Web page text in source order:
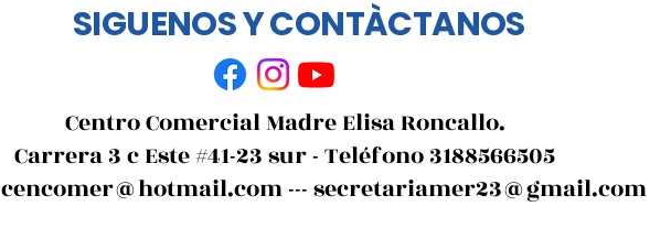
SIGUENOS Y CONTÀCTANOS
Centro Comercial Madre Elisa Roncallo.
Carrera 3 c Este #41-23 sur - Teléfono 3188566505
cencomer@hotmail.com---secretariamer23@gmail.com